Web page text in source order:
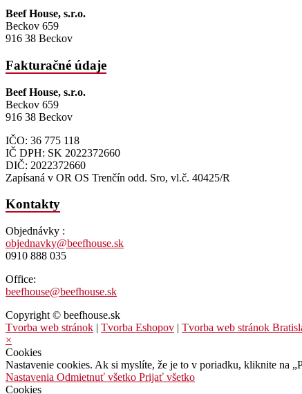
Beef House, s.r.o.
Beckov 659
916 38 Beckov
Fakturačné údaje
Beef House, s.r.o.
Beckov 659
916 38 Beckov
IČO: 36 775 118
IČ DPH: SK 2022372660
DIČ: 2022372660
Zapísaná v OR OS Trenčín odd. Sro, vl.č. 40425/R
Kontakty
Objednávky :
objednavky@beefhouse.sk
0910 888 035
Office:
beefhouse@beefhouse.sk
Copyright © beefhouse.sk
Tvorba web stránok | Tvorba Eshopov | Tvorba web stránok
×
Cookies
Nastavenie cookies. Ak si myslíte, že je to v poriadku, kliknite na
Nastavenia Odmietnuť všetko Prijať všetko
Cookies